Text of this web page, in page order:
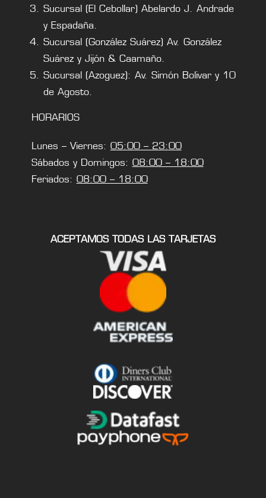
Sucursal (El Cebollar) Abelardo J. Andrade
y Espadaña.
Sucursal (González Suárez) Av. González
Suárez y Jijón & Caamaño.
Sucursal (Azoguez): Av. Simón Bolivar y 10
de Agosto.
HORARIOS
Lunes – Viernes: 05:00 – 23:00
Sábados y Domingos: 08:00 – 18:00
Feriados: 08:00 – 18:00
ACEPTAMOS TODAS LAS TARJETAS